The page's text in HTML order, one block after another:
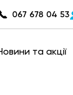
067 678 04 53
та акції